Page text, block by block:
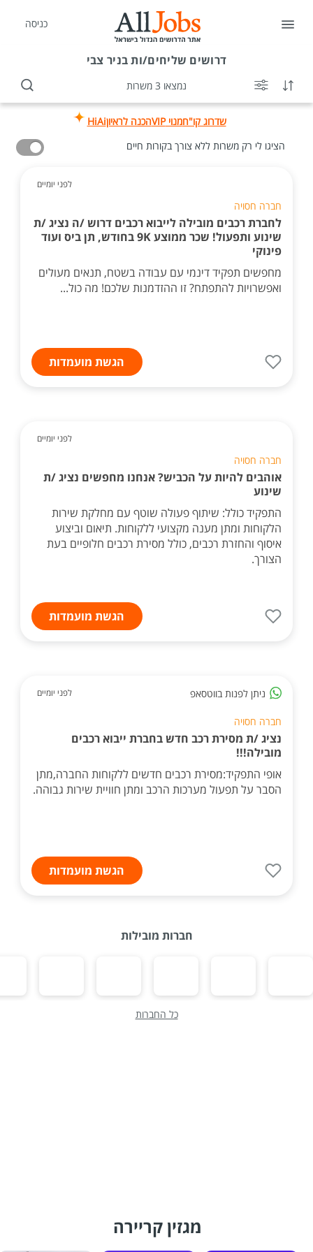
כניסה
דרושים שליחים/ות בניר צבי
נמצאו 3 משרות
שדרוג קו"חמנוי VIP הכנה לראיוןHiAi
הציגו לי רק משרות ללא צורך בקורות חיים
לפני יומיים
חברה חסויה
לחברת רכבים מובילה לייבוא רכבים דרוש /ה נציג /ת
שינוע ותפעול! שכר ממוצע 9K בחודש, תן ביס ועוד
פינוקי
מחפשים תפקיד דינמי עם עבודה בשטח, תנאים מעולים
ואפשרויות להתפתח? זו ההזדמנות שלכם! מה כול...
הגשת מועמדות
לפני יומיים
חברה חסויה
אוהבים להיות על הכביש? אנחנו מחפשים נציג /ת
שינוע
התפקיד כולל: שיתוף פעולה שוטף עם מחלקת שירות
הלקוחות ומתן מענה מקצועי ללקוחות. תיאום וביצוע
איסוף והחזרת רכבים, כולל מסירת רכבים חלופיים בעת
הצורך.
הגשת מועמדות
ניתן לפנות בווטסאפ לפני יומיים
חברה חסויה
נציג /ת מסירת רכב חדש בחברת ייבוא רכבים
מובילה!!!
אופי התפקיד:מסירת רכבים חדשים ללקוחות החברה,מתן
הסבר על תפעול מערכות הרכב ומתן חוויית שירות גבוהה.
הגשת מועמדות
חברות מובילות
כל החברות
מגזין קריירה